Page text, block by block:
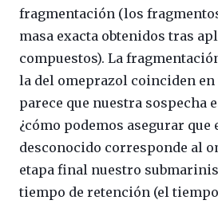
fragmentación (los
masa exacta obtenidos tras
compuestos). La
la del omeprazol coinciden en
parece que nuestra sospecha
¿cómo podemos asegurar que
desconocido corresponde al
etapa final nuestro
tiempo de retención (el